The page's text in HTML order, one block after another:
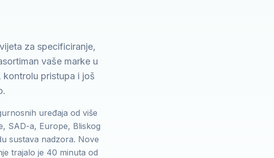
za specificiranje,
vaše marke u
pristupa i još
uređaja od više
SAD-a, Europe, Bliskog
sustava nadzora. Nove
trajalo je 40 minuta od